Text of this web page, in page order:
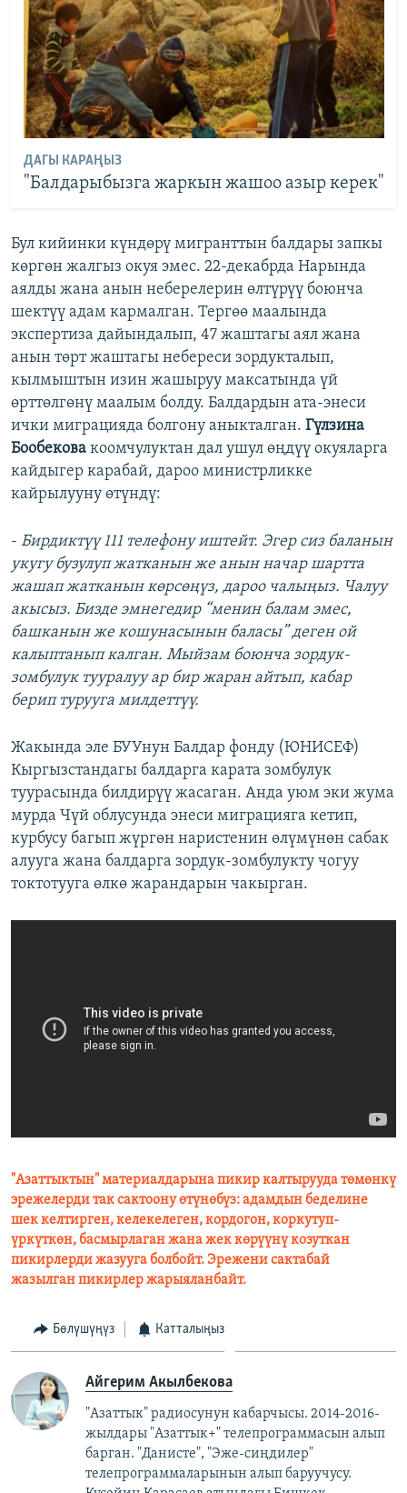
ДАГЫ КАРАҢЫЗ
"Балдарыбызга жаркын жашоо азыр керек"
Бул кийинки күндөрү мигранттын балдары запкы
көргөн жалгыз окуя эмес. 22-декабрда Нарында
аялды жана анын неберелерин өлтүрүү боюнча
шектүү адам кармалган. Тергөө маалында
экспертиза дайындалып, 47 жаштагы аял жана
анын төрт жаштагы небереси зордукталып,
кылмыштын изин жашыруу максатында үй
өрттөлгөнү маалым болду. Балдардын ата-энеси
ички миграцияда болгону аныкталган. Гүлзина
Бообекова коомчулуктан дал ушул өңдүү окуяларга
кайдыгер карабай, дароо министрликке
кайрылууну өтүндү:
- Бирдиктүү 111 телефону иштейт. Эгер сиз баланын
укугу бузулуп жатканын же анын начар шартта
жашап жатканын көрсөңүз, дароо чалыңыз. Чалуу
акысыз. Бизде эмнегедир “менин балам эмес,
башканын же кошунасынын баласы” деген ой
калыптанып калган. Мыйзам боюнча зордук-
зомбулук тууралуу ар бир жаран айтып, кабар
берип турууга милдеттүү.
Жакында эле БУУнун Балдар фонду (ЮНИСЕФ)
Кыргызстандагы балдарга карата зомбулук
туурасында билдирүү жасаган. Анда уюм эки жума
мурда Чүй облусунда энеси миграцияга кетип,
курбусу багып жүргөн наристенин өлүмүнөн сабак
алууга жана балдарга зордук-зомбулукту чогуу
токтотууга өлкө жарандарын чакырган.
"Азаттыктын" материалдарына пикир калтырууда төмөнкү
эрежелерди так сактоону өтүнөбүз: адамдын беделине
шек келтирген, келекелеген, кордогон, коркутуп-
үркүткөн, басмырлаган жана жек көрүүнү козуткан
пикирлерди жазууга болбойт. Эрежени сактабай
жазылган пикирлер жарыяланбайт.
Бөлүшүңүз Катталыңыз
Айгерим Акылбекова
"Азаттык" радиосунун кабарчысы. 2014-2016-
жылдары "Азаттык+" телепрограммасын алып
барган. "Данисте", "Эже-сиңдилер"
телепрограммаларынын алып баруучусу.